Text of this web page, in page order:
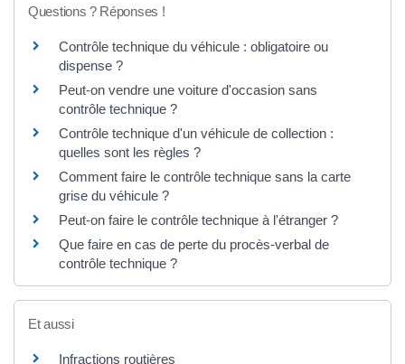
Questions ? Réponses !
Contrôle technique du véhicule : obligatoire ou
dispense ?
Peut-on vendre une voiture d'occasion sans
contrôle technique ?
Contrôle technique d'un véhicule de collection :
quelles sont les règles ?
Comment faire le contrôle technique sans la carte
grise du véhicule ?
Peut-on faire le contrôle technique à l'étranger ?
Que faire en cas de perte du procès-verbal de
contrôle technique ?
Et aussi
Infractions routières